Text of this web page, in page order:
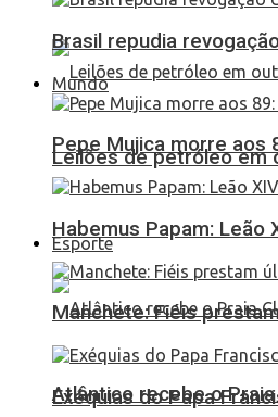
Leilões de petróleo em
Esporte
Atlântico recebe o
Brasil repudia
Mundo
Pepe Mujica morre aos
Habemus Papam: Leão
Manchete: Fiéis
Exéquias do Papa